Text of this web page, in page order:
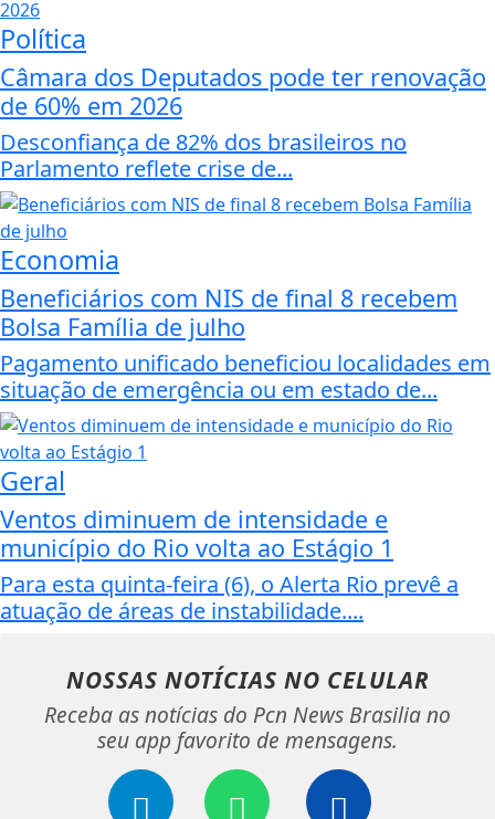
Política
Câmara dos Deputados pode ter renovação
de 60% em 2026
Desconfiança de 82% dos brasileiros no
Parlamento reflete crise de...
Economia
Beneficiários com NIS de final 8 recebem
Bolsa Família de julho
Pagamento unificado beneficiou localidades em
situação de emergência ou em estado de...
Geral
Ventos diminuem de intensidade e
município do Rio volta ao Estágio 1
Para esta quinta-feira (6), o Alerta Rio prevê a
atuação de áreas de instabilidade....
NOSSAS NOTÍCIAS NO CELULAR
Receba as notícias do Pcn News Brasilia no
seu app favorito de mensagens.